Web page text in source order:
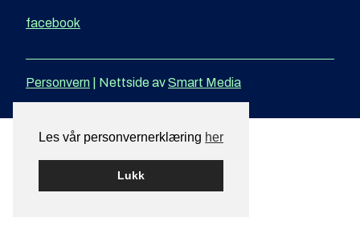
Les vår personvernerklæring her
Lukk
facebook
Personvern Nettside avSmart Media